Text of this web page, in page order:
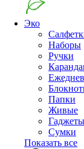
Эко
Наборы
Ручки
Папки
Живые
Гаджеты
Сумки
Показать все